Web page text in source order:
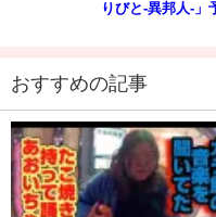
りびと-異邦人-」
おすすめの記事